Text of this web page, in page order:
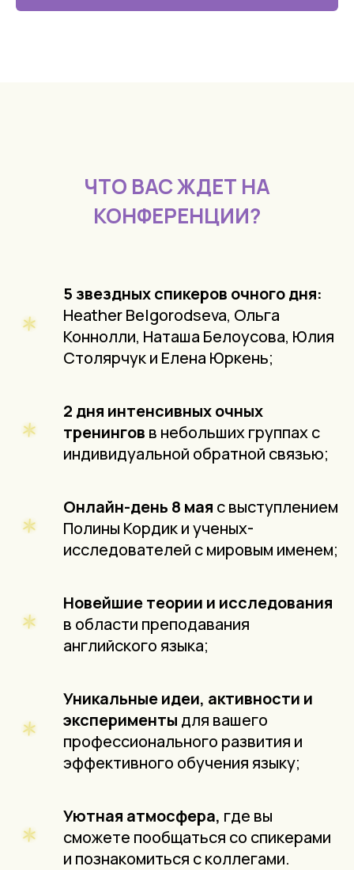
ЧТО ВАС ЖДЕТ НА
КОНФЕРЕНЦИИ?
5 звездных спикеров очного дня:
Heather Belgorodseva, Ольга
Коннолли, Наташа Белоусова, Юлия
Столярчук и Елена Юркень;
2 дня интенсивных очных
тренингов в небольших группах с
индивидуальной обратной связью;
Онлайн-день 8 мая с выступлением
Полины Кордик и ученых-
исследователей с мировым именем;
Новейшие теории и исследования
в области преподавания
английского языка;
Уникальные идеи, активности и
эксперименты для вашего
профессионального развития и
эффективного обучения языку;
Уютная атмосфера, где вы
сможете пообщаться со спикерами
и познакомиться с коллегами.